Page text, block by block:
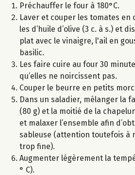
Préchauffer le four à 180°C.
Laver et couper les tomates en
les d’huile d’olive (3 c. à s.) et
plat avec le vinaigre, l'ail en
basilic.
Les faire cuire au four 30
qu’elles ne noircissent pas.
Couper le beurre en petits
Dans un saladier, mélanger la
(80 g) et la moitié de la
et malaxer l’ensemble afin
sableuse (attention toutefois à
trop fine).
Augmenter légèrement la
° C).